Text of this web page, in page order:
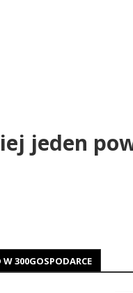
jeden
W 300GOSPODARCE